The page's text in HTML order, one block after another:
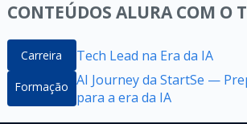
CONTEÚDOS ALURA COM O
Carreira Tech Lead na Era da IA
Formação AI Journey da StartSe —
para a era da IA